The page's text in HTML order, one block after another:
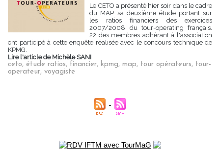
Le CETO a présenté hier soir dans le cadre
du MAP sa deuxième étude portant sur
les ratios financiers des exercices
2007/2008 du tour-operating français.
22 des membres adhérant à l'association
ont participé à cette enquête réalisée avec le concours technique de
KPMG.
Lire l'article de Michèle SANI
ceto, étude ratios, financier, kpmg, map, tour opérateurs, tour-
operateur, voyagiste